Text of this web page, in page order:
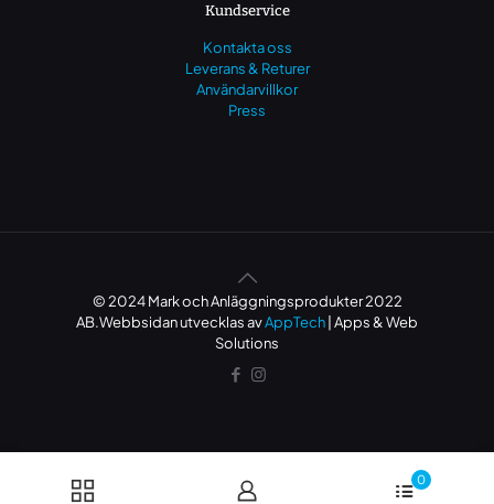
Kundservice
Kontakta oss
Leverans & Returer
Användarvillkor
Press
© 2024 Mark och Anläggningsprodukter 2022
AB.Webbsidan utvecklas avAppTech | Apps & Web
Solutions
0